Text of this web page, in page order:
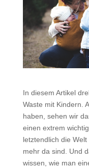
In diesem Artikel
Waste mit Kindern.
haben, sehen wir
einen extrem
letztendlich die
mehr da sind. Und
wissen, wie man